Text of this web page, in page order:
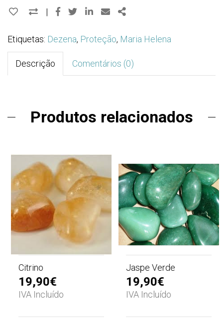
| Facebook
TwitterLinkedin
EmailShare
Etiquetas: Dezena, Proteção, Maria Helena
Descrição Comentários (0)
Produtos relacionados
Citrino
19,90€
IVA Incluído
Jaspe Verde
19,90€
IVA Incluído